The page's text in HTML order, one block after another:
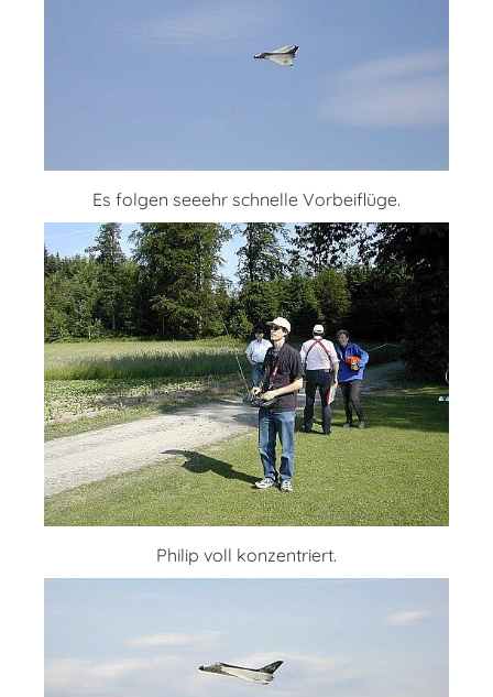
Es folgen seeehr schnelle Vorbeiflüge.
Philip voll konzentriert.